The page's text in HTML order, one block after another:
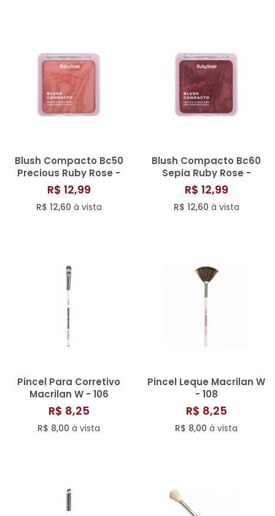
Blush Compacto Bc50
Precious Ruby Rose -
Hb61215
R$ 12,99
R$ 12,60 à vista
Blush Compacto Bc60
Sepia Ruby Rose -
Hb61216
R$ 12,99
R$ 12,60 à vista
Pincel Para Corretivo
Macrilan W - 106
R$ 8,25
R$ 8,00 à vista
Pincel Leque Macrilan W
- 108
R$ 8,25
R$ 8,00 à vista